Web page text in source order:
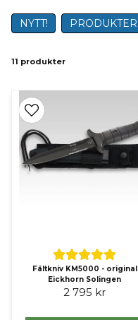
NYTT! PRODUKTER
11 produkter
Fältkniv KM5000 - original
Eickhorn Solingen
2 795 kr